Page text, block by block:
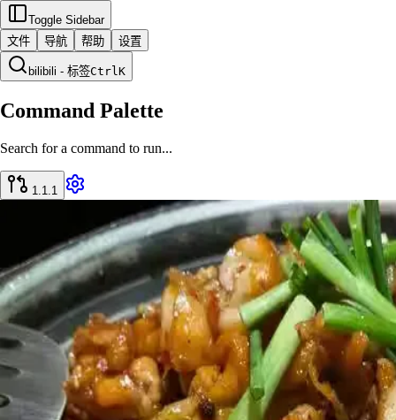
Toggle Sidebar
文件
导航 帮助 设置
bilibili - 标签CtrlK
Command Palette
Search for a command to run...
1.1.1